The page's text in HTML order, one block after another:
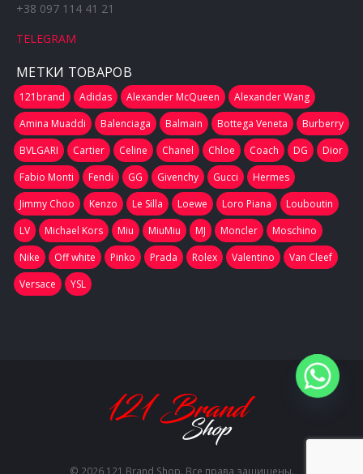
+38 097 114 41 21
TELEGRAM
МЕТКИ ТОВАРОВ
121brand Adidas Alexander McQueen
Alexander Wang
Amina Muaddi
Balenciaga Balmain Bottega Veneta
Burberry
BVLGARI
Cartier Celine Chanel Chloe Coach DG
Dior
Fabio Monti
Fendi GG Givenchy Gucci
Hermes
Jimmy Choo
Kenzo Le Silla Loewe Loro Piana
Louboutin
LV
Michael Kors Miu MiuMiu MJ Moncler
Moschino
Nike
Off white Pinko Prada Rolex Valentino
Van Cleef
Versace
YSL
© 2026 121 Brand Shop. Все права защищены.